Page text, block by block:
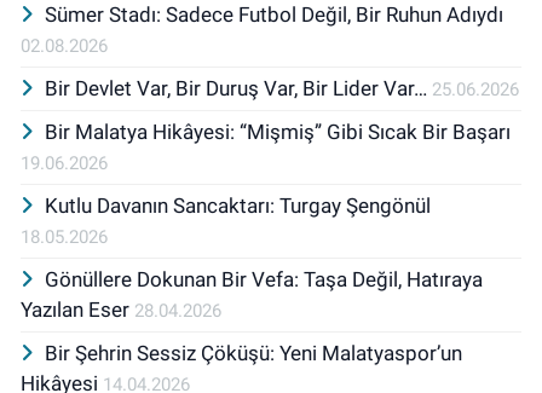
Sümer Stadı: Sadece Futbol Değil, Bir Ruhun Adıydı
02.08.2026
Bir Devlet Var, Bir Duruş Var, Bir Lider Var… 25.06.2026
Bir Malatya Hikâyesi: “Mişmiş” Gibi Sıcak Bir Başarı
19.06.2026
Kutlu Davanın Sancaktarı: Turgay Şengönül
18.05.2026
Gönüllere Dokunan Bir Vefa: Taşa Değil, Hatıraya
Yazılan Eser 28.04.2026
Bir Şehrin Sessiz Çöküşü: Yeni Malatyaspor’un
Hikâyesi 14.04.2026